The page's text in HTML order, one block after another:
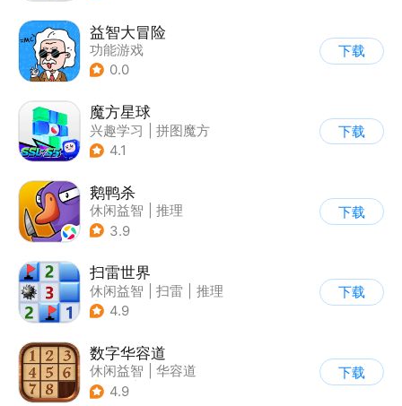
益智大冒险
功能游戏
0.0
下载
魔方星球
兴趣学习
拼图魔方
4.1
下载
鹅鸭杀
休闲益智
推理
| 金山世游
3.9
下载
扫雷世界
休闲益智 扫雷
推理
| 单机
4.9
下载
数字华容道
休闲益智
华容道
| 烧脑
4.9
下载